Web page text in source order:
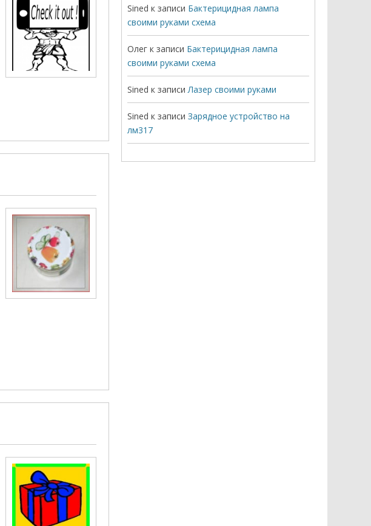
Sined к записи Бактерицидная лампа
своими руками схема
Олег к записи Бактерицидная лампа
своими руками схема
Sined к записи Лазер своими руками
Sined к записи Зарядное устройство на
лм317